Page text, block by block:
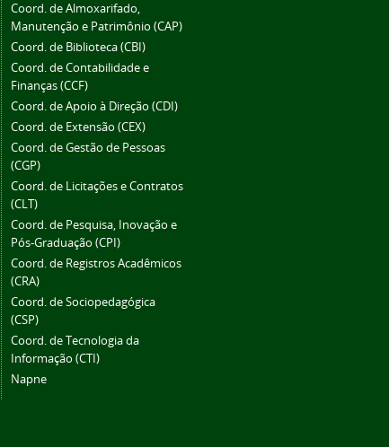
Coord. de Almoxarifado,
Manutenção e Patrimônio (CAP)
Coord. de Biblioteca (CBI)
Coord. de Contabilidade e
Finanças (CCF)
Coord. de Apoio à Direção (CDI)
Coord. de Extensão (CEX)
Coord. de Gestão de Pessoas
(CGP)
Coord. de Licitações e Contratos
(CLT)
Coord. de Pesquisa, Inovação e
Pós-Graduação (CPI)
Coord. de Registros Acadêmicos
(CRA)
Coord. de Sociopedagógica
(CSP)
Coord. de Tecnologia da
Informação (CTI)
Napne